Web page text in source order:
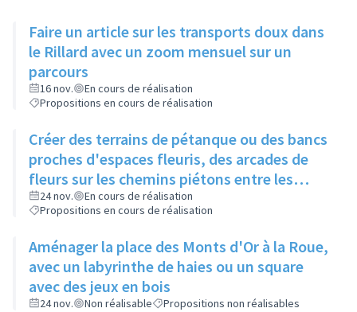
Faire un article sur les transports doux dans
le Rillard avec un zoom mensuel sur un
parcours
16 nov.
En cours de réalisation
Propositions en cours de réalisation
Créer des terrains de pétanque ou des bancs
proches d'espaces fleuris, des arcades de
fleurs sur les chemins piétons entre les
immeubles
24 nov.
En cours de réalisation
Propositions en cours de réalisation
Aménager la place des Monts d'Or à la Roue,
avec un labyrinthe de haies ou un square
avec des jeux en bois
24 nov. Non réalisable Propositions non réalisables